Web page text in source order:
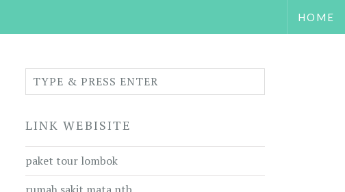
HOME
LINK WEBISITE
paket tour lombok